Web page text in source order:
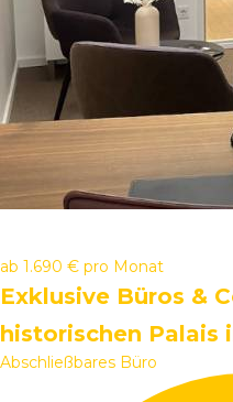
ab 1.690 € pro Monat
Exklusive Büros &
historischen Palais
Abschließbares Büro